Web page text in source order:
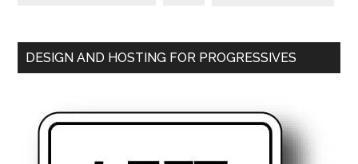
DESIGN AND HOSTING FOR PROGRESSIVES